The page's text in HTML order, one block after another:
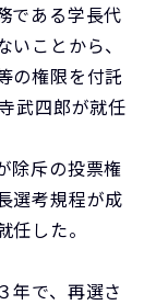
である学長代
ことから、
の権限を付託
武四郎が就任
除斥の投票権
選考規程が成
した。
年で、再選さ